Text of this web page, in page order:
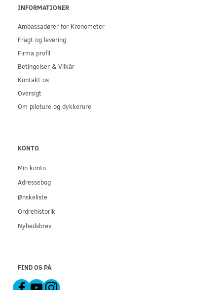
INFORMATIONER
Ambassadører for Kronometer
Fragt og levering
Firma profil
Betingelser & Vilkår
Kontakt os
Oversigt
Om piloture og dykkerure
KONTO
Min konto
Adressebog
Ønskeliste
Ordrehistorik
Nyhedsbrev
FIND OS PÅ